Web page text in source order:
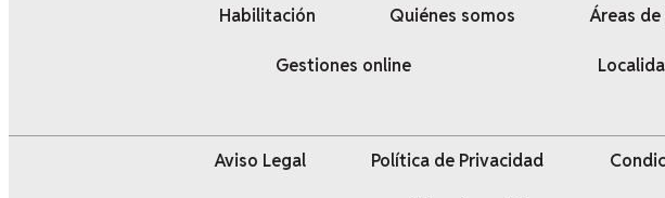
Habilitación Quiénes somos Áreas
Gestiones online
Aviso Legal Política de Privacidad